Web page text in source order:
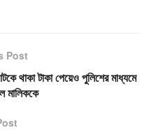
Post
থাকা টাকা পেয়েও পুলিশের মাধ্যমে
মালিককে